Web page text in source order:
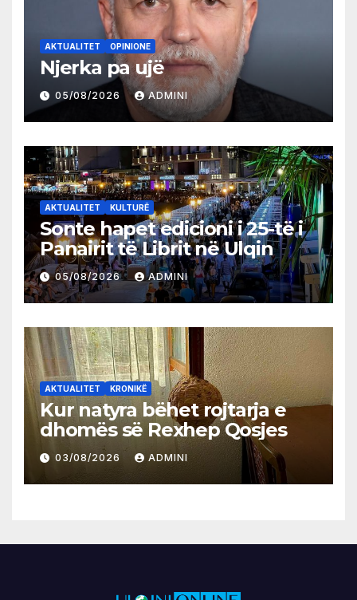
AKTUALITET OPINIONE
Njerka pa ujë
05/08/2026 ADMINI
AKTUALITET KULTURË
Sonte hapet edicioni i 25-të i
Panairit të Librit në Ulqin
05/08/2026 ADMINI
AKTUALITET KRONIKË
Kur natyra bëhet rojtarja e
dhomës së Rexhep Qosjes
03/08/2026 ADMINI